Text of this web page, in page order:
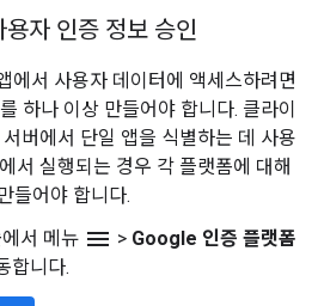
자 인증 정보 승인
에서 사용자 데이터에 액세스하려면
하나 이상 만들어야 합니다. 클라이
버에서 단일 앱을 식별하는 데 사용
서 실행되는 경우 각 플랫폼에 대해
들어야 합니다.
서 메뉴 menu > Google 인증 플랫폼
합니다.